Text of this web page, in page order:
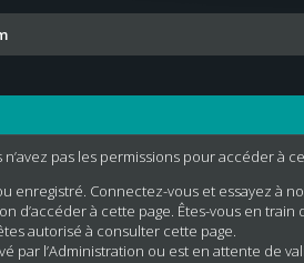
pas les permissions pour accéder à
enregistré. Connectez-vous et essayez à
d’accéder à cette page. Êtes-vous en
autorisé à consulter cette page.
par l’Administration ou est en attente de